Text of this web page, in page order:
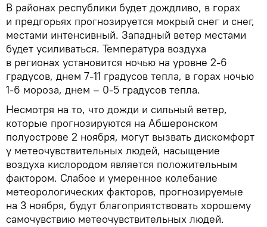
В районах республики будет дождливо, в горах
и предгорьях прогнозируется мокрый снег и снег,
местами интенсивный. Западный ветер местами
будет усиливаться. Температура воздуха
в регионах установится ночью на уровне 2-6
градусов, днем 7-11 градусов тепла, в горах ночью
1-6 мороза, днем – 0-5 градусов тепла.
Несмотря на то, что дожди и сильный ветер,
которые прогнозируются на Абшеронском
полуострове 2 ноября, могут вызвать дискомфорт
у метеочувствительных людей, насыщение
воздуха кислородом является положительным
фактором. Слабое и умеренное колебание
метеорологических факторов, прогнозируемые
на 3 ноября, будут благоприятствовать хорошему
самочувствию метеочувствительных людей.